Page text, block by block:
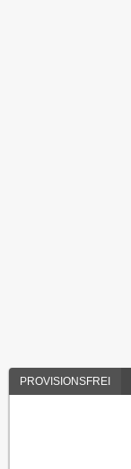
PROVISIONSFREI